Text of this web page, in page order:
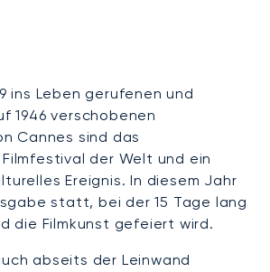
ins Leben gerufenen und
1946 verschobenen
Cannes sind das
der Welt und ein
Ereignis. In diesem Jahr
statt, bei der 15 Tage lang
die Filmkunst gefeiert wird.
abseits der Leinwand